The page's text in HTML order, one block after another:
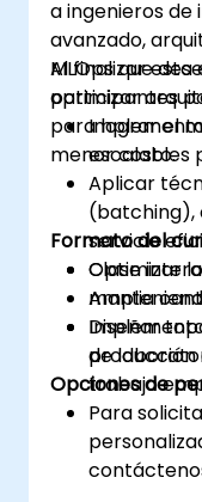
a ingenieros
avanzado,
MLOps que
optimizar
para lograr el
menor costo.
Al finalizar
participantes
escalables
Aplicar
(batching),
servicio
Optimizar
Diseñar
producción
trabajo
Formato del
Clase
Amplia
de
Opciones de
Para